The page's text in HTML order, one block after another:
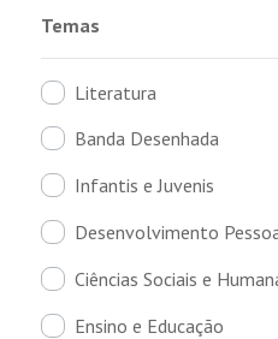
Temas
Literatura
Banda Desenhada
Infantis e Juvenis
Desenvolvimento
Ciências Sociais e
Ensino e Educação